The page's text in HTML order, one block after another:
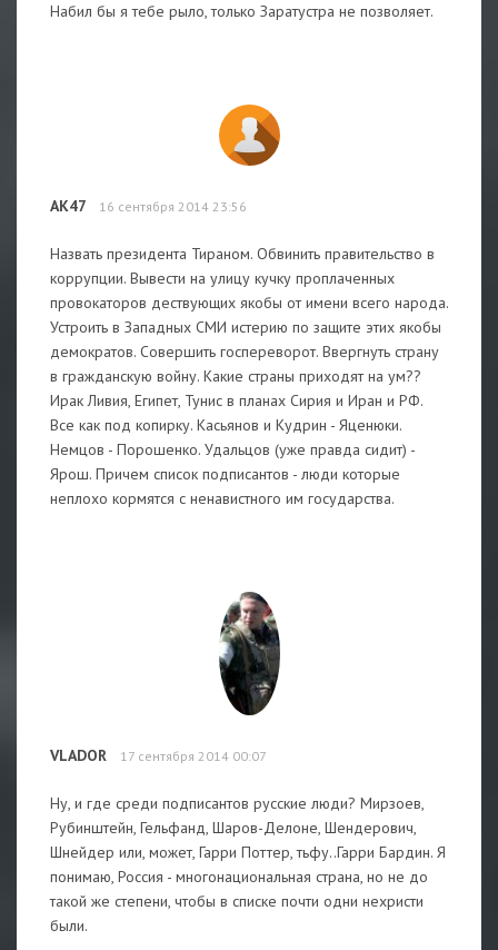
Набил бы я тебе рыло, только Заратустра не позволяет.
АК47 16 сентября 2014 23:56
Назвать президента Тираном. Обвинить правительство в
коррупции. Вывести на улицу кучку проплаченных
провокаторов дествующих якобы от имени всего народа.
Устроить в Западных СМИ истерию по защите этих якобы
демократов. Совершить госпереворот. Ввергнуть страну
в гражданскую войну. Какие страны приходят на ум??
Ирак Ливия, Египет, Тунис в планах Сирия и Иран и РФ.
Все как под копирку. Касьянов и Кудрин - Яценюки.
Немцов - Порошенко. Удальцов (уже правда сидит) -
Ярош. Причем список подписантов - люди которые
неплохо кормятся с ненавистного им государства.
VLADOR 17 сентября 2014 00:07
Ну, и где среди подписантов русские люди? Мирзоев,
Рубинштейн, Гельфанд, Шаров-Делоне, Шендерович,
Шнейдер или, может, Гарри Поттер, тьфу..Гарри Бардин. Я
понимаю, Россия - многонациональная страна, но не до
такой же степени, чтобы в списке почти одни нехристи
были.